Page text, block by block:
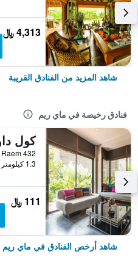
4,313 ﷼
شاهد المزيد من الفنادق القريبة
فنادق رخيصة في ماي ريم
1.3 كيلومتر عن وسط المدينة
111 ﷼
شاهد أرخص الفنادق في ماي ريم